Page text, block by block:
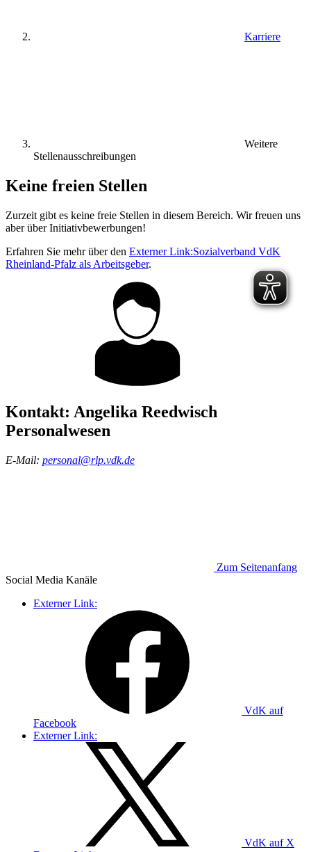
Karriere
Weitere
Stellenausschreibungen
Keine freien Stellen
Zurzeit gibt es keine freie Stellen in diesem Bereich. Wir freuen uns
aber über Initiativbewerbungen!
Erfahren Sie mehr über den Externer Link:Sozialverband VdK
Rheinland-Pfalz als Arbeitsgeber.
Kontakt: Angelika Reedwisch
Personalwesen
E-Mail: personal@rlp.vdk.de
Zum Seitenanfang
Social Media Kanäle
Externer Link:
VdK auf
Facebook
Externer Link:
VdK auf X